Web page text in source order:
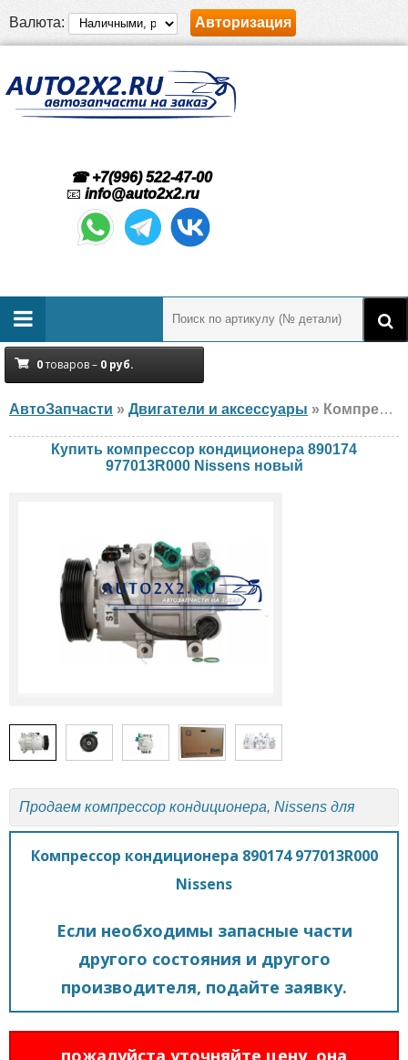
Валюта: Авторизация
☎ +7(996) 522-47-00
📧 info@auto2x2.ru
0товаров – 0 руб.
АвтоЗапчасти » Двигатели и аксессуары » Компрессор кондиционера Nissens 890174 977013R000 , новый
Купить компрессор кондиционера 890174
977013R000 Nissens новый
Продаем компрессор кондиционера, Nissens для
Компрессор кондиционера 890174 977013R000
Nissens
Если необходимы запасные части
другого состояния и другого
производителя, подайте заявку.
пожалуйста уточняйте цену, она